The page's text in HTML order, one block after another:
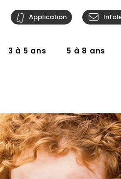
3 à 5 ans 5 à 8 ans
Application